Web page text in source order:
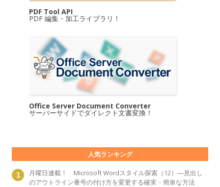
PDF Tool API
PDF 編集・加工ライブラリ！
Office Server Document Converter
サーバーサイドでダイレクト文書変換！
人気ランキング
月曜日連載！ Microsoft Wordスタイル探索（12）―見出し
のアウトライン番号の付け方を変更する確実・簡単な方法